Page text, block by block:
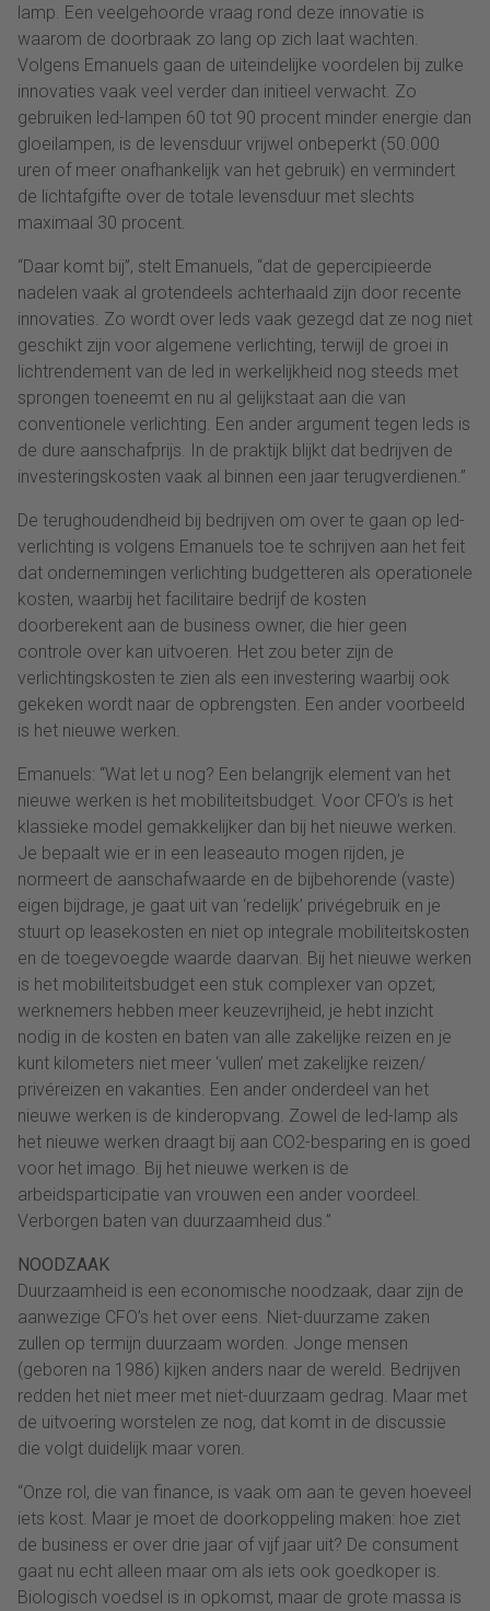
lamp. Een veelgehoorde vraag rond deze innovatie is
waarom de doorbraak zo lang op zich laat wachten.
Volgens Emanuels gaan de uiteindelijke voordelen bij zulke
innovaties vaak veel verder dan initieel verwacht. Zo
gebruiken led-lampen 60 tot 90 procent minder energie dan
gloeilampen, is de levensduur vrijwel onbeperkt (50.000
uren of meer onafhankelijk van het gebruik) en vermindert
de lichtafgifte over de totale levensduur met slechts
maximaal 30 procent.
“Daar komt bij”, stelt Emanuels, “dat de gepercipieerde
nadelen vaak al grotendeels achterhaald zijn door recente
innovaties. Zo wordt over leds vaak gezegd dat ze nog niet
geschikt zijn voor algemene verlichting, terwijl de groei in
lichtrendement van de led in werkelijkheid nog steeds met
sprongen toeneemt en nu al gelijkstaat aan die van
conventionele verlichting. Een ander argument tegen leds is
de dure aanschafprijs. In de praktijk blijkt dat bedrijven de
investeringskosten vaak al binnen een jaar terugverdienen.”
De terughoudendheid bij bedrijven om over te gaan op led-
verlichting is volgens Emanuels toe te schrijven aan het feit
dat ondernemingen verlichting budgetteren als operationele
kosten, waarbij het facilitaire bedrijf de kosten
doorberekent aan de business owner, die hier geen
controle over kan uitvoeren. Het zou beter zijn de
verlichtingskosten te zien als een investering waarbij ook
gekeken wordt naar de opbrengsten. Een ander voorbeeld
is het nieuwe werken.
Emanuels: “Wat let u nog? Een belangrijk element van het
nieuwe werken is het mobiliteitsbudget. Voor CFO’s is het
klassieke model gemakkelijker dan bij het nieuwe werken.
Je bepaalt wie er in een leaseauto mogen rijden, je
normeert de aanschafwaarde en de bijbehorende (vaste)
eigen bijdrage, je gaat uit van ‘redelijk’ privégebruik en je
stuurt op leasekosten en niet op integrale mobiliteitskosten
en de toegevoegde waarde daarvan. Bij het nieuwe werken
is het mobiliteitsbudget een stuk complexer van opzet;
werknemers hebben meer keuzevrijheid, je hebt inzicht
nodig in de kosten en baten van alle zakelijke reizen en je
kunt kilometers niet meer ‘vullen’ met zakelijke reizen/
privéreizen en vakanties. Een ander onderdeel van het
nieuwe werken is de kinderopvang. Zowel de led-lamp als
het nieuwe werken draagt bij aan CO2-besparing en is goed
voor het imago. Bij het nieuwe werken is de
arbeidsparticipatie van vrouwen een ander voordeel.
Verborgen baten van duurzaamheid dus.”
NOODZAAK
Duurzaamheid is een economische noodzaak, daar zijn de
aanwezige CFO’s het over eens. Niet-duurzame zaken
zullen op termijn duurzaam worden. Jonge mensen
(geboren na 1986) kijken anders naar de wereld. Bedrijven
redden het niet meer met niet-duurzaam gedrag. Maar met
de uitvoering worstelen ze nog, dat komt in de discussie
die volgt duidelijk maar voren.
“Onze rol, die van finance, is vaak om aan te geven hoeveel
iets kost. Maar je moet de doorkoppeling maken: hoe ziet
de business er over drie jaar of vijf jaar uit? De consument
gaat nu echt alleen maar om als iets ook goedkoper is.
Biologisch voedsel is in opkomst, maar de grote massa is